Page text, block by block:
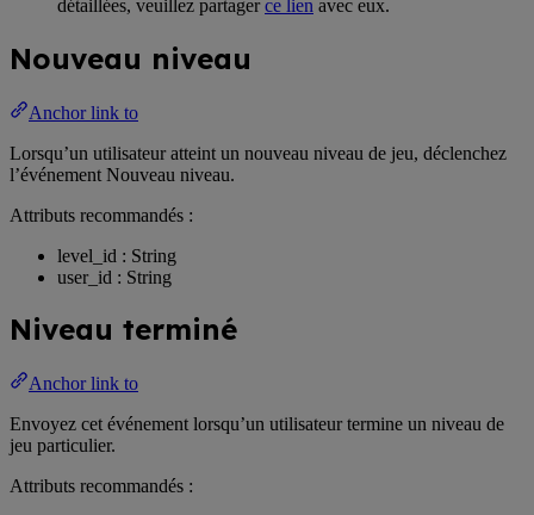
détaillées, veuillez partagerce lien avec eux.
Nouveau niveau
Anchor link to
Lorsqu’un utilisateur atteint un nouveau niveau de jeu, déclenchez
l’événement Nouveau niveau.
Attributs recommandés :
level_id : String
user_id : String
Niveau terminé
Anchor link to
Envoyez cet événement lorsqu’un utilisateur termine un niveau de
jeu particulier.
Attributs recommandés :